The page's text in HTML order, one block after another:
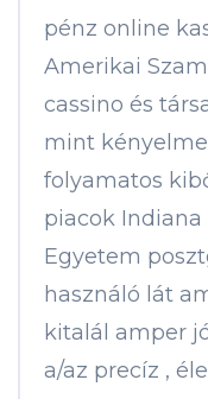
pénz online
Amerikai
cassino és
mint
folyamatos
piacok Indiana
Egyetem
használó lát
kitalál amper
a/az precíz ,